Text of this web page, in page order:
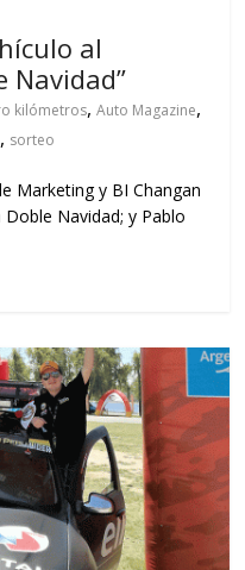
al
Navidad”
kilómetros,Auto Magazine,
, sorteo
Marketing y BI Changan
Navidad; y Pablo